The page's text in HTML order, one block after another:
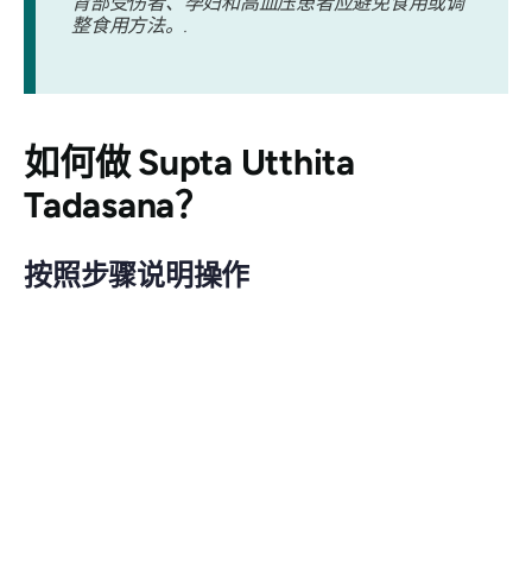
整食用方法。.
如何做Supta Utthita
Tadasana？
按照步骤说明操作